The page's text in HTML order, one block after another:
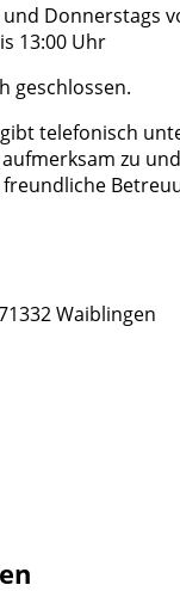
Donnerstags
13:00 Uhr
geschlossen.
telefonisch
zu
Waiblingen